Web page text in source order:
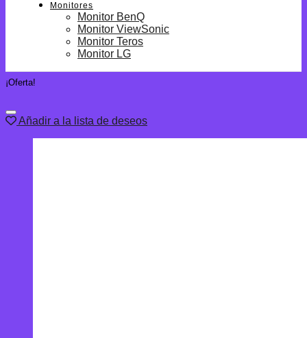
Monitores
Monitor BenQ
Monitor ViewSonic
Monitor Teros
Monitor LG
¡Oferta!
Añadir a la lista de deseos